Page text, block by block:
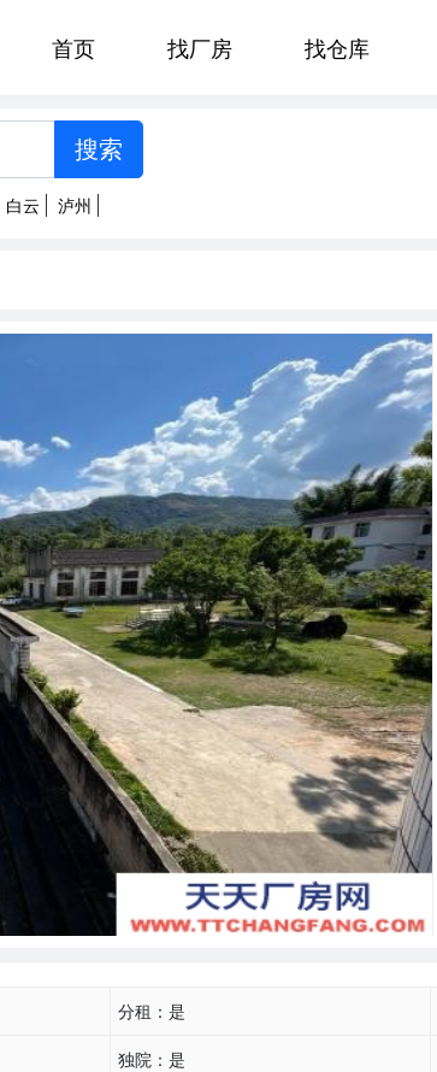
郑州 贵阳
首页 找厂房 找仓库
白云
泸州
分租： 是
独院： 是